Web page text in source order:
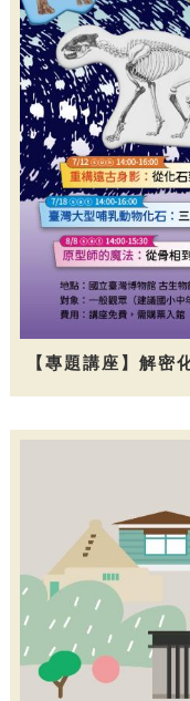
【專題講座】解密